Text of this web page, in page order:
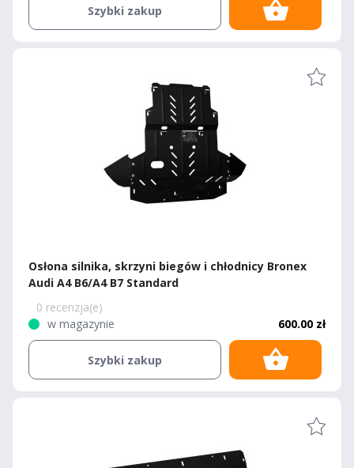
Szybki zakup
Osłona silnika, skrzyni biegów i chłodnicy Bronex
Audi A4 B6/A4 B7 Standard
0 recenzja(e)
w magazynie
600.00 zł
Szybki zakup